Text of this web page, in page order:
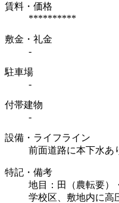
賃料・価格
**********
敷金・礼金
-
駐車場
-
付帯建物
-
設備・ライフライン
前面道路に本下水あ
特記・備考
地目：田（農転要）
学校区、敷地内に高